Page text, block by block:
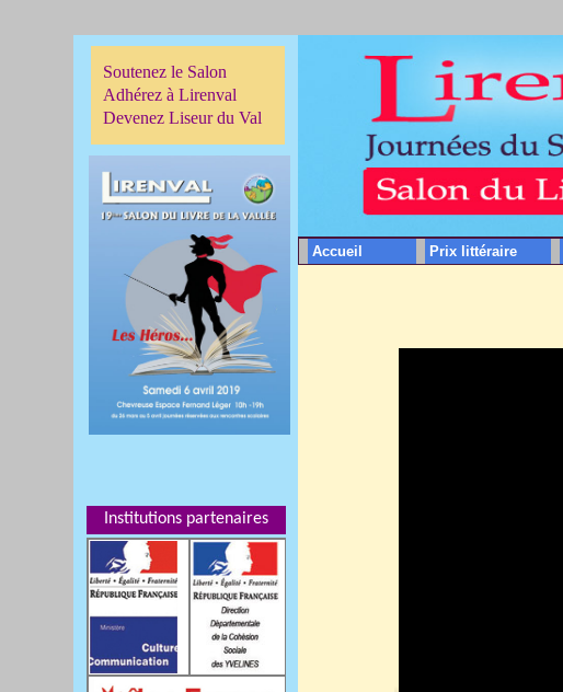
Accueil Prix littéraire
Soutenez le Salon
Adhérez à Lirenval
Devenez Liseur du Val
Institutions partenaires